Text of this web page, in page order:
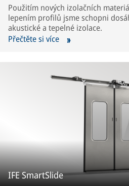
Použitím nových izolačních
lepením profilů jsme schopni
akustické a tepelné izolace.
Přečtěte si více
IFE SmartSlide